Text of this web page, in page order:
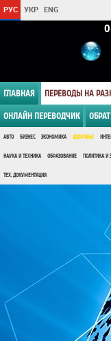
РУС УКР ENG
ГЛАВНАЯ ПЕРЕВОДЫ НА
ОНЛАЙН ПЕРЕВОДЧИК
АВТО БИЗНЕС ЭКОНОМИКА ЗДОРОВЬЕ
НАУКА И ТЕХНИКА ОБРАЗОВАНИЕ ПОЛИТИКА И
ТЕХ. ДОКУМЕНТАЦИЯ